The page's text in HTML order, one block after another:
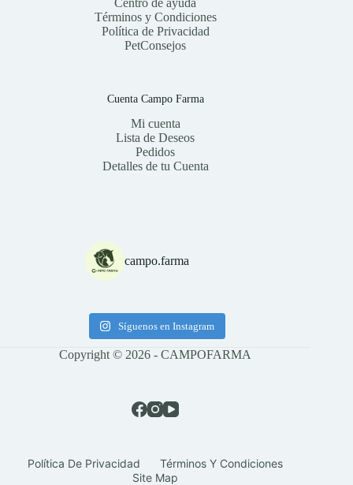
Términos y Condiciones
Política de Privacidad
PetConsejos
Cuenta Campo Farma
Mi cuenta
Lista de Deseos
Pedidos
Detalles de tu Cuenta
campo.farma
Síguenos en Instagram
Copyright © 2026 - CAMPOFARMA
Política De Privacidad
Términos Y Condiciones
Site Map